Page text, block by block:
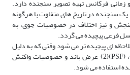
فرکانس تهیه تصویر سنجنده دارد.
سنجنده در تاریخ ­هاى متفاوت با هرگونه
و نیز اختلاف در خصوصیات جوى، به
فرعى پیچیده مى‏ گردد.
‏اى پیچیده‏ تر مى ‏شود وقتى که به دلیل
اختلاف در سنجنده (IFOV)(1)، (PSF)(2) عرض باند و خصوصیات واکنش
استفاده مى ‏شود.